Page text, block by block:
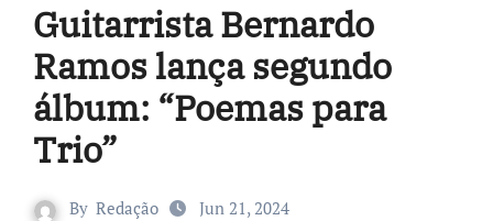
Guitarrista Bernardo
Ramos lança segundo
álbum: “Poemas para
Trio”
By Redação Jun 21, 2024